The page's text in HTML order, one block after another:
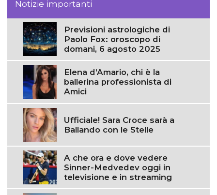
Notizie importanti
Previsioni astrologiche di
Paolo Fox: oroscopo di
domani, 6 agosto 2025
Elena d’Amario, chi è la
ballerina professionista di
Amici
Ufficiale! Sara Croce sarà a
Ballando con le Stelle
A che ora e dove vedere
Sinner-Medvedev oggi in
televisione e in streaming